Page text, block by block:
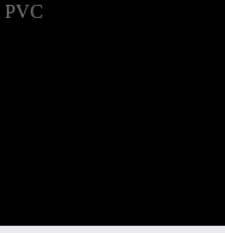
PVC